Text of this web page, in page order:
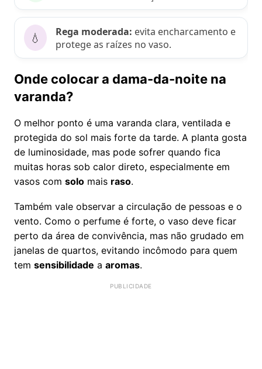
💧 Rega moderada: evita encharcamento e
protege as raízes no vaso.
Onde colocar a dama-da-noite na
varanda?
O melhor ponto é uma varanda clara, ventilada e
protegida do sol mais forte da tarde. A planta gosta
de luminosidade, mas pode sofrer quando fica
muitas horas sob calor direto, especialmente em
vasos com solo mais raso.
Também vale observar a circulação de pessoas e o
vento. Como o perfume é forte, o vaso deve ficar
perto da área de convivência, mas não grudado em
janelas de quartos, evitando incômodo para quem
tem sensibilidade a aromas.